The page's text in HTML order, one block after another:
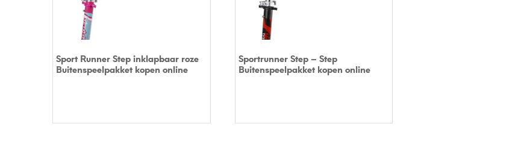
Sport Runner Step inklapbaar roze
Buitenspeelpakket kopen online
Sportrunner Step – Step
Buitenspeelpakket kopen online